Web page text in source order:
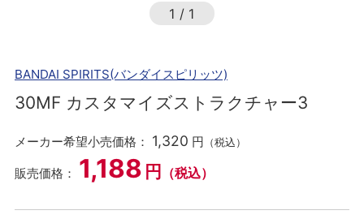
1 / 1
BANDAI SPIRITS(バンダイスピリッツ)
30MF カスタマイズストラクチャー3
メーカー希望小売価格： 1,320 円 （税込）
販売価格： 1,188 円 （税込）